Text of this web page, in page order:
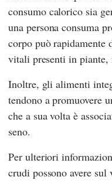
consumo calorico sia
una persona consuma
corpo può
vitali presenti in piante,
Inoltre, gli alimenti
tendono a promuovere
che a sua volta è
seno.
Per ulteriori
crudi possono avere